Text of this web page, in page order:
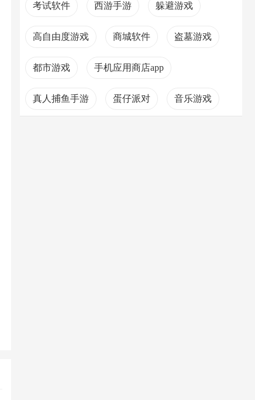
考试软件 西游手游 躲避游戏
高自由度游戏 商城软件 盗墓游戏
都市游戏 手机应用商店app
真人捕鱼手游 蛋仔派对 音乐游戏